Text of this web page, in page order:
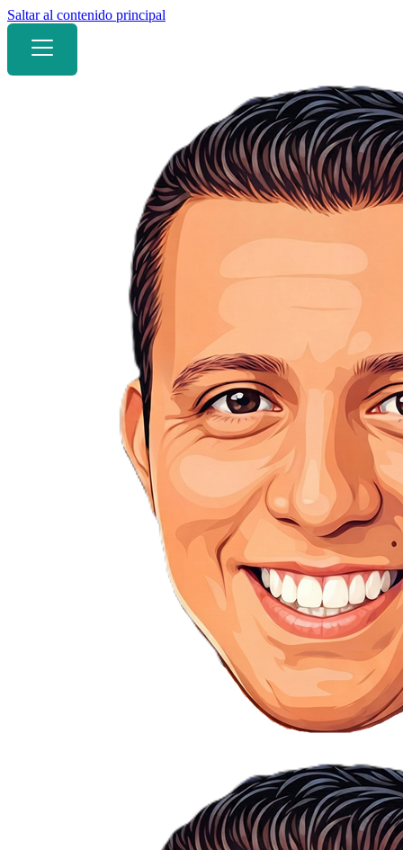
Saltar al contenido principal